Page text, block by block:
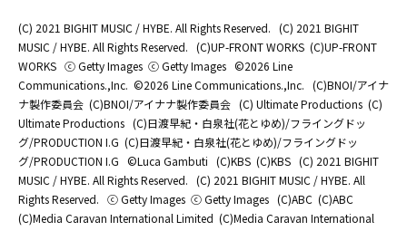
(C) 2021 BIGHIT MUSIC / HYBE. All Rights Reserved. (C) 2021 BIGHIT
MUSIC / HYBE. All Rights Reserved. (C)UP-FRONT WORKS (C)UP-FRONT
WORKS ⓒ Getty Images ⓒ Getty Images ©2026 Line
Communications.,Inc. ©2026 Line Communications.,Inc. (C)BNOI/アイナ
ナ製作委員会 (C)BNOI/アイナナ製作委員会 (C) Ultimate Productions (C)
Ultimate Productions (C)日渡早紀・白泉社(花とゆめ)/フライングドッ
グ/PRODUCTION I.G (C)日渡早紀・白泉社(花とゆめ)/フライングドッ
グ/PRODUCTION I.G ©Luca Gambuti (C)KBS (C)KBS (C) 2021 BIGHIT
MUSIC / HYBE. All Rights Reserved. (C) 2021 BIGHIT MUSIC / HYBE. All
Rights Reserved. ⓒ Getty Images ⓒ Getty Images (C)ABC (C)ABC
(C)Media Caravan International Limited (C)Media Caravan International